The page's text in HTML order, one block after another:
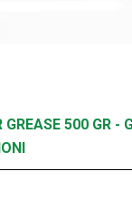
500 GR -